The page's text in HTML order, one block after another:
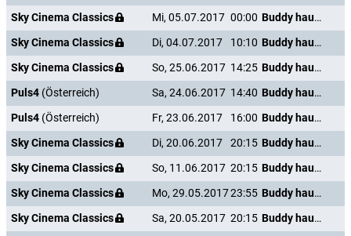
Sky Cinema Classics
Mi, 05.07.2017 00:00
Buddy haut den Lukas
Sky Cinema Classics
Di, 04.07.2017 10:10
Buddy haut den Lukas
Sky Cinema Classics
So, 25.06.2017 14:25
Buddy haut den Lukas
Puls4 (Österreich) Sa, 24.06.2017 14:40
Buddy haut den Lukas
Puls4 (Österreich) Fr, 23.06.2017 16:00
Buddy haut den Lukas
Sky Cinema Classics
Di, 20.06.2017 20:15
Buddy haut den Lukas
Sky Cinema Classics
So, 11.06.2017 20:15
Buddy haut den Lukas
Sky Cinema Classics
Mo, 29.05.201723:55
Buddy haut den Lukas
Sky Cinema Classics
Sa, 20.05.2017 20:15
Buddy haut den Lukas